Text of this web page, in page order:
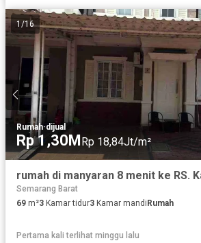
1 /16
Rumah·dijual
Rp 1,30M Rp 18,84Jt/m²
rumah di manyaran 8 menit ke RS.
Semarang Barat
69 m²3 Kamar tidur3 Kamar mandi Rumah
Pertama kali terlihat minggu lalu